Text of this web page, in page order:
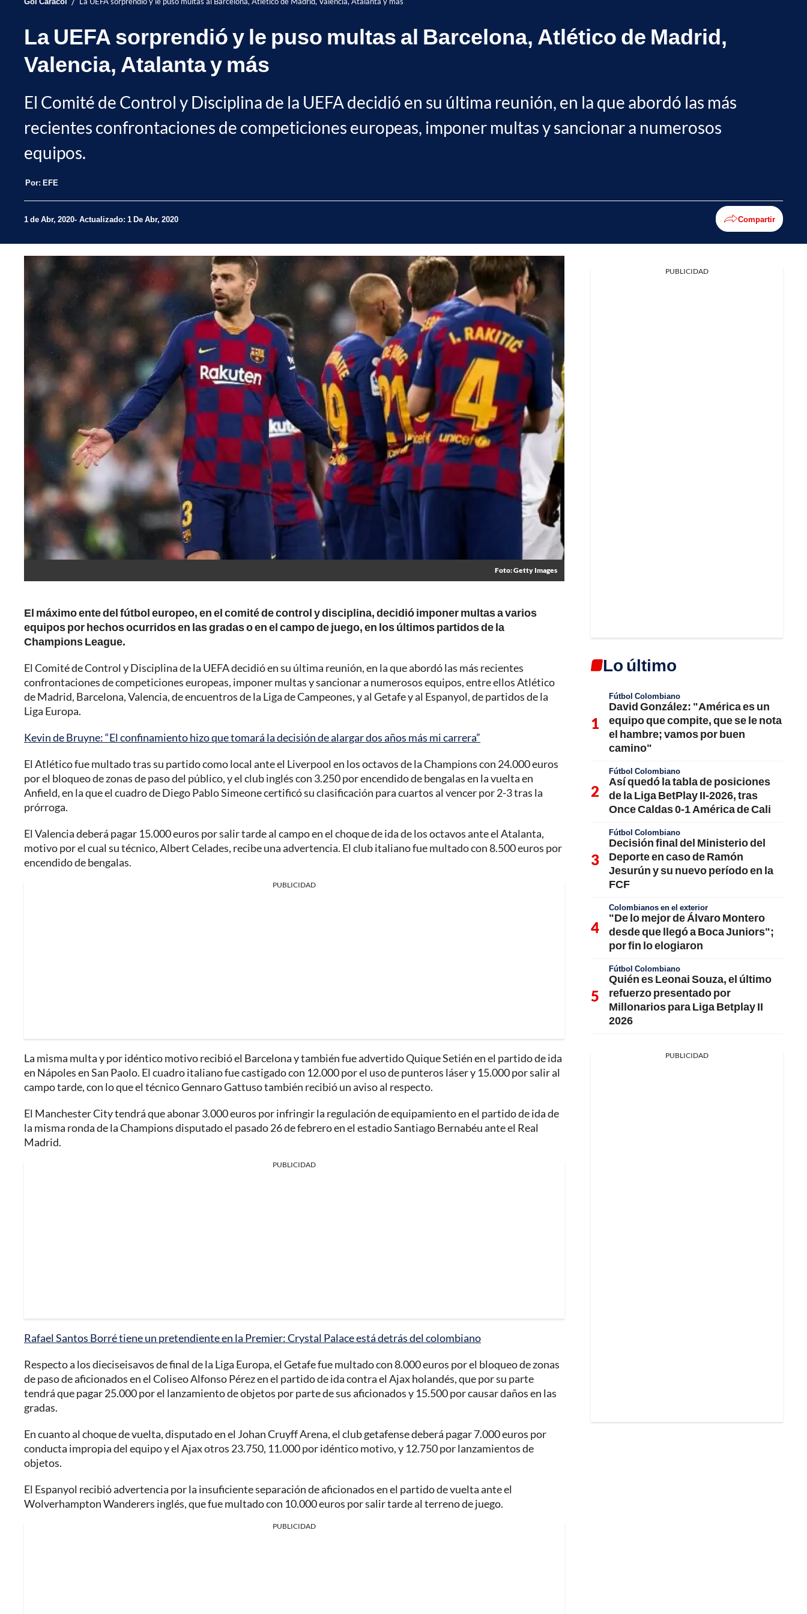
La UEFA sorprendió y le puso multas al Barcelona, Atlético de Madrid,
Valencia, Atalanta y más
El Comité de Control y Disciplina de la UEFA decidió en su última reunión, en la que abordó las más
recientes confrontaciones de competiciones europeas, imponer multas y sancionar a numerosos
equipos.
Por: EFE
1 de Abr, 2020 Actualizado: 1 De Abr, 2020 Compartir
Foto: Getty Images
El máximo ente del fútbol europeo, en el comité de control y disciplina, decidió imponer multas a varios
equipos por hechos ocurridos en las gradas o en el campo de juego, en los últimos partidos de la
Champions League.
El Comité de Control y Disciplina de la UEFA decidió en su última reunión, en la que abordó las más recientes
confrontaciones de competiciones europeas, imponer multas y sancionar a numerosos equipos, entre ellos Atlético
de Madrid, Barcelona, Valencia, de encuentros de la Liga de Campeones, y al Getafe y al Espanyol, de partidos de la
Liga Europa.
Kevin de Bruyne: “El confinamiento hizo que tomará la decisión de alargar dos años más mi carrera”
El Atlético fue multado tras su partido como local ante el Liverpool en los octavos de la Champions con 24.000 euros
por el bloqueo de zonas de paso del público, y el club inglés con 3.250 por encendido de bengalas en la vuelta en
Anfield, en la que el cuadro de Diego Pablo Simeone certificó su clasificación para cuartos al vencer por 2-3 tras la
prórroga.
El Valencia deberá pagar 15.000 euros por salir tarde al campo en el choque de ida de los octavos ante el Atalanta,
motivo por el cual su técnico, Albert Celades, recibe una advertencia. El club italiano fue multado con 8.500 euros por
encendido de bengalas.
PUBLICIDAD
La misma multa y por idéntico motivo recibió el Barcelona y también fue advertido Quique Setién en el partido de ida
en Nápoles en San Paolo. El cuadro italiano fue castigado con 12.000 por el uso de punteros láser y 15.000 por salir al
campo tarde, con lo que el técnico Gennaro Gattuso también recibió un aviso al respecto.
El Manchester City tendrá que abonar 3.000 euros por infringir la regulación de equipamiento en el partido de ida de
la misma ronda de la Champions disputado el pasado 26 de febrero en el estadio Santiago Bernabéu ante el Real
Madrid.
PUBLICIDAD
Rafael Santos Borré tiene un pretendiente en la Premier: Crystal Palace está detrás del colombiano
Respecto a los dieciseisavos de final de la Liga Europa, el Getafe fue multado con 8.000 euros por el bloqueo de zonas
de paso de aficionados en el Coliseo Alfonso Pérez en el partido de ida contra el Ajax holandés, que por su parte
tendrá que pagar 25.000 por el lanzamiento de objetos por parte de sus aficionados y 15.500 por causar daños en las
gradas.
En cuanto al choque de vuelta, disputado en el Johan Cruyff Arena, el club getafense deberá pagar 7.000 euros por
conducta impropia del equipo y el Ajax otros 23.750, 11.000 por idéntico motivo, y 12.750 por lanzamientos de
objetos.
El Espanyol recibió advertencia por la insuficiente separación de aficionados en el partido de vuelta ante el
Wolverhampton Wanderers inglés, que fue multado con 10.000 euros por salir tarde al terreno de juego.
PUBLICIDAD
PUBLICIDAD
Lo último
Fútbol Colombiano
David González: "América es un
equipo que compite, que se le nota
el hambre; vamos por buen
camino"
Fútbol Colombiano
Así quedó la tabla de posiciones
de la Liga BetPlay II-2026, tras
Once Caldas 0-1 América de Cali
Fútbol Colombiano
Decisión final del Ministerio del
Deporte en caso de Ramón
Jesurún y su nuevo período en la
FCF
Colombianos en el exterior
"De lo mejor de Álvaro Montero
desde que llegó a Boca Juniors";
por fin lo elogiaron
Fútbol Colombiano
Quién es Leonai Souza, el último
refuerzo presentado por
Millonarios para Liga Betplay II
2026
PUBLICIDAD